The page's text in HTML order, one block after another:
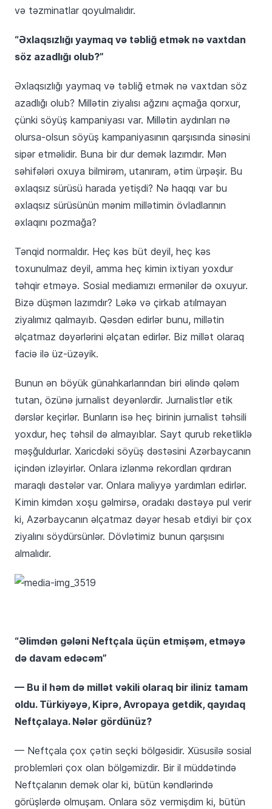
və təzminatlar qoyulmalıdır.
“Əxlaqsızlığı yaymaq və təbliğ etmək nə vaxtdan
söz azadlığı olub?”
Əxlaqsızlığı yaymaq və təbliğ etmək nə vaxtdan söz
azadlığı olub? Millətin ziyalısı ağzını açmağa qorxur,
çünki söyüş kampaniyası var. Millətin aydınları nə
olursa-olsun söyüş kampaniyasının qarşısında sinəsini
sipər etməlidir. Buna bir dur demək lazımdır. Mən
səhifələri oxuya bilmirəm, utanıram, ətim ürpəşir. Bu
əxlaqsız sürüsü harada yetişdi? Nə haqqı var bu
əxlaqsız sürüsünün mənim millətimin övladlarının
əxlaqını pozmağa?
Tənqid normaldır. Heç kəs büt deyil, heç kəs
toxunulmaz deyil, amma heç kimin ixtiyarı yoxdur
təhqir etməyə. Sosial mediamızı ermənilər də oxuyur.
Bizə düşmən lazımdır? Ləkə və çirkab atılmayan
ziyalımız qalmayıb. Qəsdən edirlər bunu, millətin
əlçatmaz dəyərlərini əlçatan edirlər. Biz millət olaraq
faciə ilə üz-üzəyik.
Bunun ən böyük günahkarlarından biri əlində qələm
tutan, özünə jurnalist deyənlərdir. Jurnalistlər etik
dərslər keçirlər. Bunların isə heç birinin jurnalist təhsili
yoxdur, heç təhsil də almayıblar. Sayt qurub reketliklə
məşğuldurlar. Xaricdəki söyüş dəstəsini Azərbaycanın
içindən izləyirlər. Onlara izlənmə rekordları qırdıran
maraqlı dəstələr var. Onlara maliyyə yardımları edirlər.
Kimin kimdən xoşu gəlmirsə, oradakı dəstəyə pul verir
ki, Azərbaycanın əlçatmaz dəyər hesab etdiyi bir çox
ziyalını söydürsünlər. Dövlətimiz bunun qarşısını
almalıdır.
“Əlimdən gələni Neftçala üçün etmişəm, etməyə
də davam edəcəm”
— Bu il həm də millət vəkili olaraq bir iliniz tamam
oldu. Türkiyəyə, Kiprə, Avropaya getdik, qayıdaq
Neftçalaya. Nələr gördünüz?
— Neftçala çox çətin seçki bölgəsidir. Xüsusilə sosial
problemləri çox olan bölgəmizdir. Bir il müddətində
Neftçalanın demək olar ki, bütün kəndlərində
görüşlərdə olmuşam. Onlara söz vermişdim ki, bütün